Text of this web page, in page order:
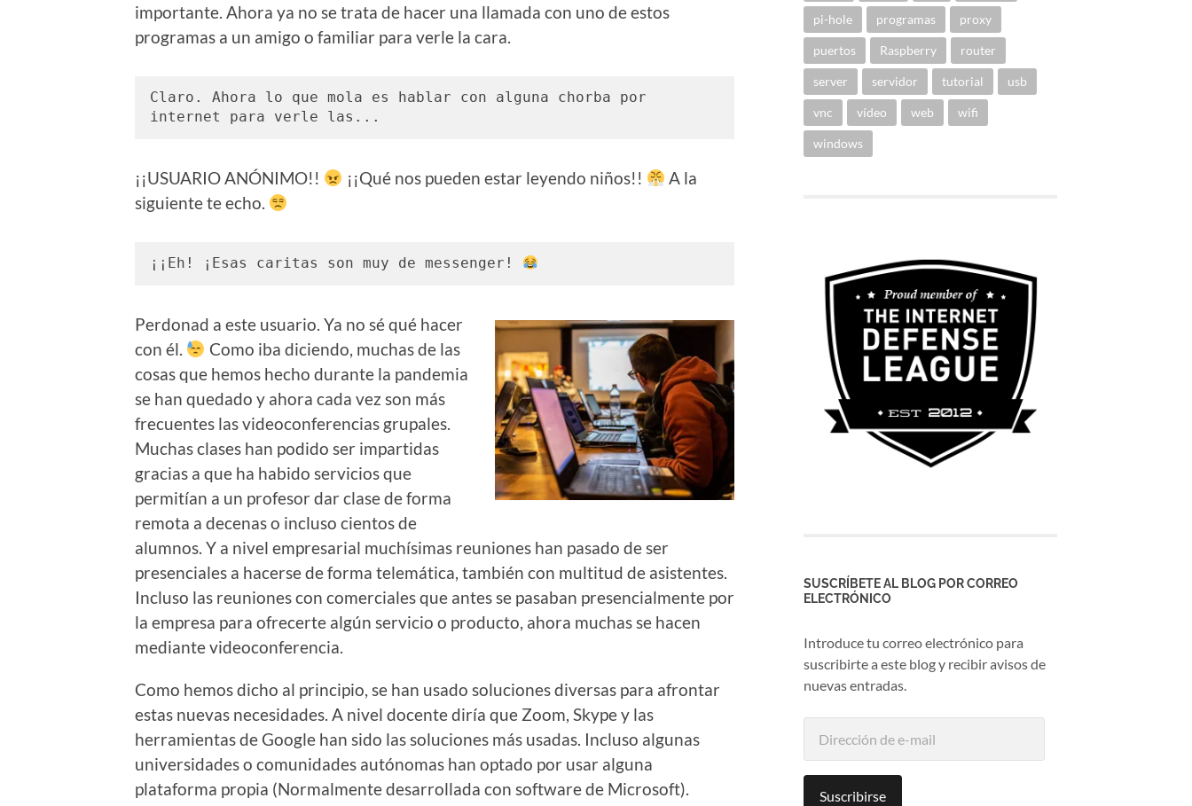
importante. Ahora ya no se trata de hacer una llamada con uno de estos
programas a un amigo o familiar para verle la cara.
Claro. Ahora lo que mola es hablar con alguna chorba por
internet para verle las...
¡¡USUARIO ANÓNIMO!! ¡¡Qué nos pueden estar leyendo niños!!
A la
siguiente te echo.
¡¡Eh! ¡Esas caritas son muy de messenger!
Perdonad a este usuario. Ya no sé qué hacer
con él.
Como iba diciendo, muchas de las
cosas que hemos hecho durante la pandemia
se han quedado y ahora cada vez son más
frecuentes las videoconferencias grupales.
Muchas clases han podido ser impartidas
gracias a que ha habido servicios que
permitían a un profesor dar clase de forma
remota a decenas o incluso cientos de
alumnos. Y a nivel empresarial muchísimas reuniones han pasado de ser
presenciales a hacerse de forma telemática, también con multitud de asistentes.
Incluso las reuniones con comerciales que antes se pasaban presencialmente por
la empresa para ofrecerte algún servicio o producto, ahora muchas se hacen
mediante videoconferencia.
Como hemos dicho al principio, se han usado soluciones diversas para afrontar
estas nuevas necesidades. A nivel docente diría que Zoom, Skype y las
herramientas de Google han sido las soluciones más usadas. Incluso algunas
universidades o comunidades autónomas han optado por usar alguna
plataforma propia (Normalmente desarrollada con software de Microsoft).
pi-hole programas proxy
puertos Raspberry router
server servidor tutorial usb
vnc vídeo web wifi
windows
SUSCRÍBETE AL BLOG POR CORREO
ELECTRÓNICO
Introduce tu correo electrónico para
suscribirte a este blog y recibir avisos de
nuevas entradas.
mailSuscribirse